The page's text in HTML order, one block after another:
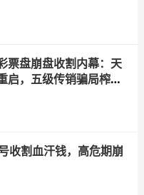
票盘崩盘收割内幕：天
启，五级传销骗局榨干
收割血汗钱，高危期崩